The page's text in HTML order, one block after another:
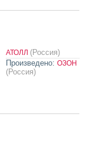
АТОЛЛ (Россия)
Произведено: ОЗОН
(Россия)